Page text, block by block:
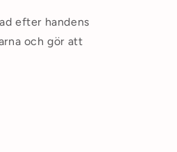
efter handens
och gör att